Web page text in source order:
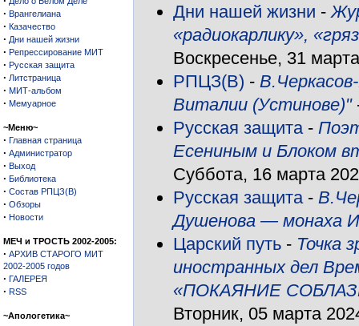
· Врангелиана
· Казачество
· Дни нашей жизни
· Репрессирование МИТ
· Русская защита
· Литстраница
· МИТ-альбом
· Мемуарное
~Меню~
· Главная страница
· Администратор
· Выход
· Библиотека
· Состав РПЦЗ(В)
· Обзоры
· Новости
МЕЧ и ТРОСТЬ 2002-2005:
· АРХИВ СТАРОГО МИТ
2002-2005 годов
· ГАЛЕРЕЯ
· RSS
~Апологетика~
Дни нашей жизни -
«радиокарлику»,
Воскресенье, 31
РПЦЗ(В) -
Виталии (Устинове)"
Русская защита-
Есениным и Блоком
Суббота, 16 марта
Русская защита-
Душенова — монаха
Царский путь - Точка
иностранных дел
«ПОКАЯНИЕ
Вторник, 05 марта